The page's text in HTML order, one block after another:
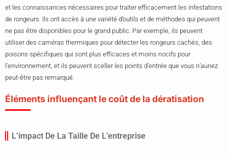
et les connaissances nécessaires pour traiter efficacement les infestations
de rongeurs. Ils ont accès à une variété d’outils et de méthodes qui peuvent
ne pas être disponibles pour le grand public. Par exemple, ils peuvent
utiliser des caméras thermiques pour détecter les rongeurs cachés, des
poisons spécifiques qui sont plus efficaces et moins nocifs pour
l’environnement, et ils peuvent sceller les points d’entrée que vous n’auriez
peut-être pas remarqué.
Éléments influençant le coût de la dératisation
L’impact De La Taille De L’entreprise